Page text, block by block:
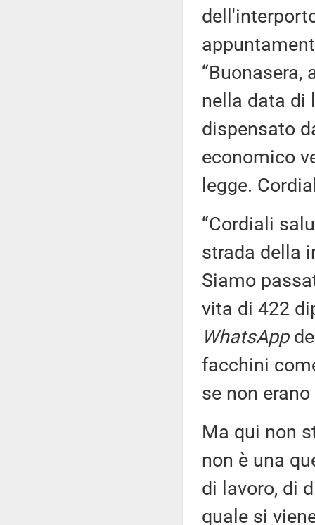
nella data di
dispensato
economico
legge.
“Cordiali
strada della
Siamo
vita di 422
WhatsApp
facchini
se non
Ma qui non
non è una
di lavoro, di
quale si